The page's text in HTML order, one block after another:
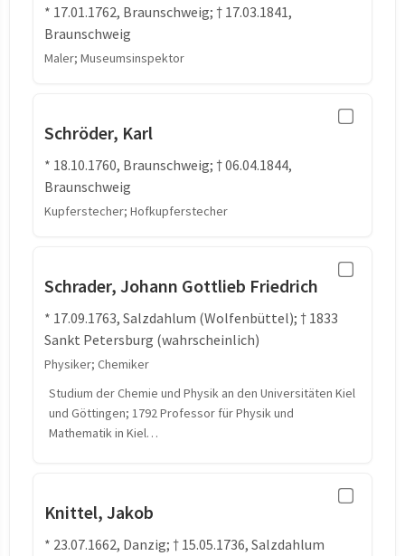
* 17.01.1762, Braunschweig; † 17.03.1841,
Braunschweig
Maler; Museumsinspektor
Schröder, Karl
* 18.10.1760, Braunschweig; † 06.04.1844,
Braunschweig
Kupferstecher; Hofkupferstecher
Schrader, Johann Gottlieb Friedrich
* 17.09.1763, Salzdahlum (Wolfenbüttel); † 1833
Sankt Petersburg (wahrscheinlich)
Physiker; Chemiker
Studium der Chemie und Physik an den Universitäten Kiel
und Göttingen; 1792 Professor für Physik und
Mathematik in Kiel…
Knittel, Jakob
* 23.07.1662, Danzig; † 15.05.1736, Salzdahlum